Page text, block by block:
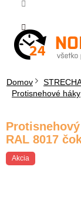
obsah
Domov
Protisnehové háky
RAL 8017
Akcia